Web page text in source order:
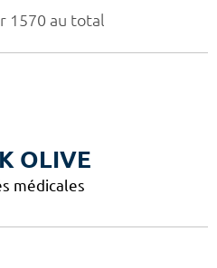
1570 au total
OLIVE
médicales